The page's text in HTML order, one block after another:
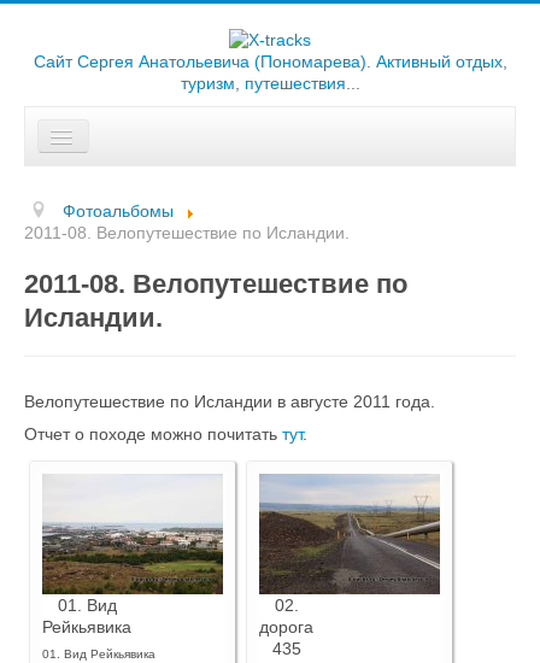
Сайт Сергея Анатольевича (Пономарева). Активный отдых,
туризм, путешествия...
Отчеты
Треки
Карты
Ссылки
О сайте
Фотоальбомы
2011-08. Велопутешествие по Исландии.
2011-08. Велопутешествие по
Исландии.
Велопутешествие по Исландии в августе 2011 года.
Отчет о походе можно почитать тут.
01. Вид
Рейкьявика
01. Вид Рейкьявика
02.
дорога
435